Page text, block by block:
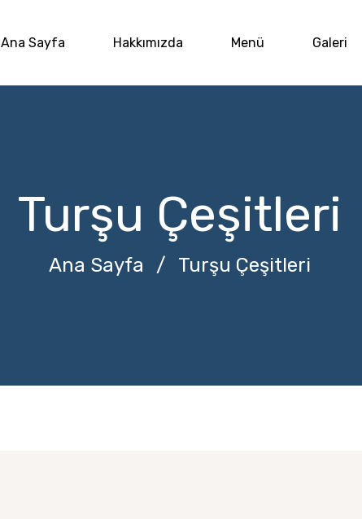
Ana Sayfa Hakkımızda Menü Galeri
Turşu Çeşitleri
Ana Sayfa / Turşu Çeşitleri